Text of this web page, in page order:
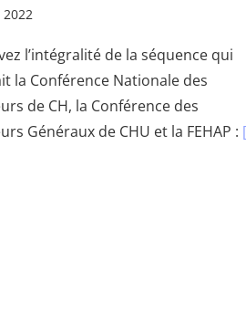
l’intégralité de la séquence qui
la Conférence Nationale des
de CH, la Conférence des
Généraux de CHU et la FEHAP :